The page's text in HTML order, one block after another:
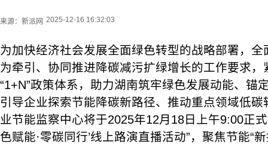
来源： 新派网 2025-12-16 16:32:03
为加快经济社会发展全面绿色转型的战略部署，
为牵引、协同推进降碳减污扩绿增长的工作要求
“1+N”政策体系，助力湖南筑牢绿色发展动能、锚
引导企业探索节能降碳新路径、推动重点领域低
业节能监察中心将于2025年12月18日上午9:00正
色赋能·零碳同行’线上路演直播活动”，聚焦节能“